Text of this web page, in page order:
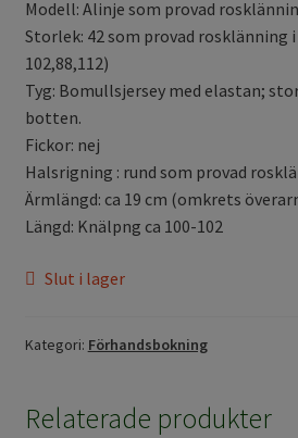
Modell: Alinje som provad
Storlek: 42 som provad rosklänning
102,88,112)
Tyg: Bomullsjersey med elastan;
botten.
Fickor: nej
Halsrigning : rund som provad
Ärmlängd: ca 19 cm (omkrets
Längd: Knälpng ca 100-102
Slut i lager
Kategori: Förhandsbokning
Relaterade produkter